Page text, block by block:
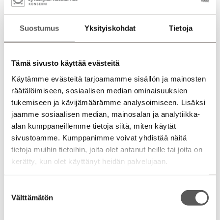
Suostumus Yksityiskohdat Tietoja
Tämä sivusto käyttää evästeitä
Käytämme evästeitä tarjoamamme sisällön ja mainosten
räätälöimiseen, sosiaalisen median ominaisuuksien
tukemiseen ja kävijämäärämme analysoimiseen. Lisäksi
jaamme sosiaalisen median, mainosalan ja analytiikka-
alan kumppaneillemme tietoja siitä, miten käytät
sivustoamme. Kumppanimme voivat yhdistää näitä
tietoja muihin tietoihin, joita olet antanut heille tai joita on
kerätty, kun olet käyttänyt heidän palvelujaan.
valinta
Välttämätön
Sopimusaika (kk)
12
24 36 48 60 72
Käsiraha
Viimeinen suurempi erä €